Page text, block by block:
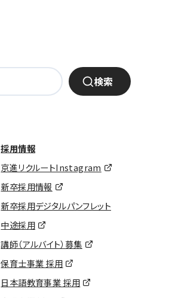
検索
採用情報
京進リクルートInstagram
新卒採用情報
新卒採用デジタルパンフレット
中途採用
講師（アルバイト）募集
保育士事業 採用
日本語教育事業 採用